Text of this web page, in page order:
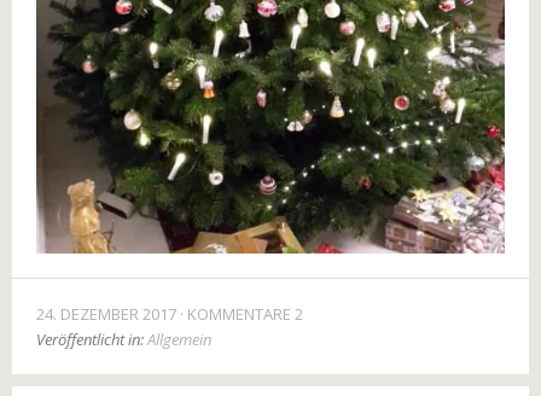
24. DEZEMBER 2017 KOMMENTARE 2
Veröffentlicht in:Allgemein